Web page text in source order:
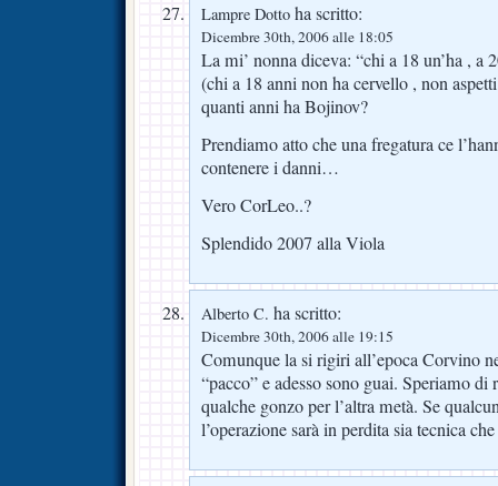
Lampre Dotto ha scritto:
Dicembre 30th, 2006 alle 18:05
La mi’ nonna diceva: “chi a 18 un’ha , a
(chi a 18 anni non ha cervello , non
quanti anni ha Bojinov?
Prendiamo atto che una fregatura ce
contenere i danni…
Vero CorLeo..?
Splendido 2007 alla Viola
Alberto C. ha scritto:
Dicembre 30th, 2006 alle 19:15
Comunque la si rigiri all’epoca Corvino
“pacco” e adesso sono guai. Speriamo
qualche gonzo per l’altra metà. Se
l’operazione sarà in perdita sia tecnica